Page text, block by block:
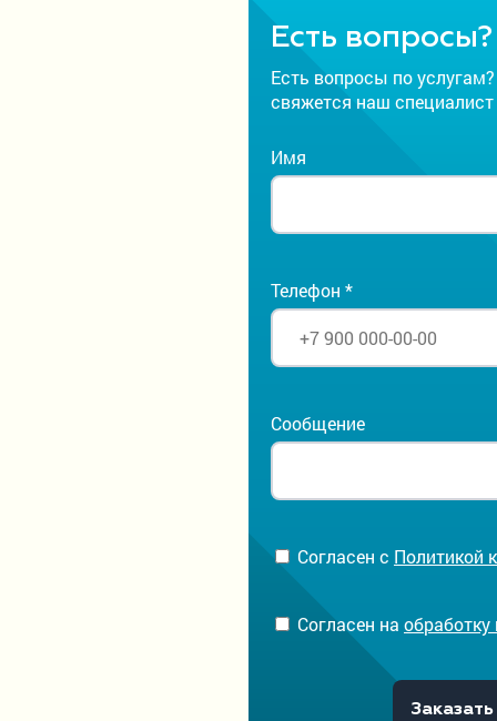
Есть
Есть вопросы по
свяжется наш специалист
Имя
Телефон *
Сообщение
Согласен с Политикой
Согласен на